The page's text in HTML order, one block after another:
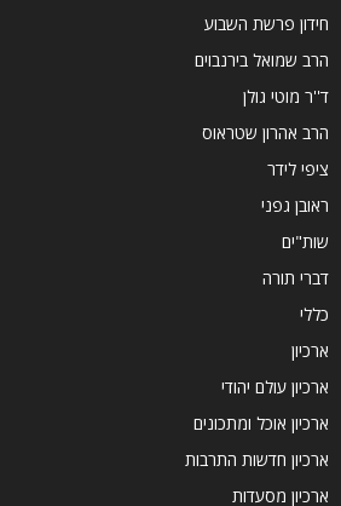
חידון פרשת השבוע
הרב שמואל בירנבוים
ד''ר מוטי גולן
הרב אהרון שטראוס
ציפי לידר
ראובן גפני
שות"ים
דברי תורה
כללי
ארכיון
ארכיון עולם יהודי
ארכיון אוכל ומתכונים
ארכיון חדשות התרבות
ארכיון מסעדות